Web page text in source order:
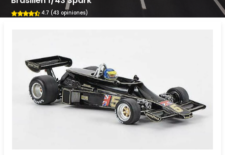
4.7 (43 opiniones)